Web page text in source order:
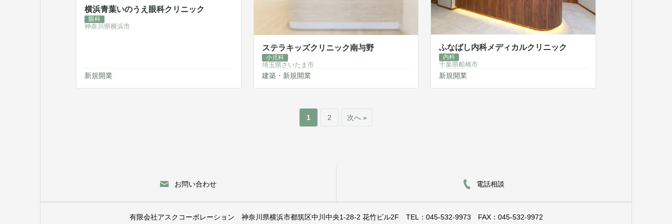
横浜青葉いのうえ眼科クリニック
眼科
神奈川県横浜市
新規開業
ステラキッズクリニック南与野
小児科
埼玉県さいたま市
建築・新規開業
ふなばし内科メディカルクリニック
内科
千葉県船橋市
新規開業
1 2 次へ »
お問い合わせ 電話相談
有限会社アスクコーポレーション 神奈川県横浜市都筑区中川中央1-28-2 花竹ビル2F TEL：045-532-9973 FAX：045-532-9972